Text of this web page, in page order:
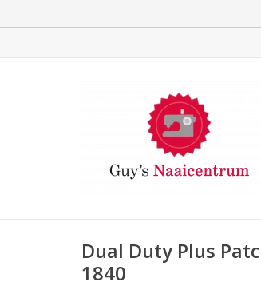
Dual Duty Plus
1840